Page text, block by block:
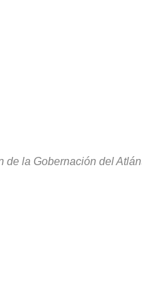
de la Gobernación del